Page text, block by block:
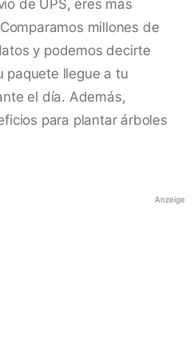
de UPS, eres más
millones de
y podemos decirte
paquete llegue a tu
el día. Además,
para plantar árboles
Anzeige